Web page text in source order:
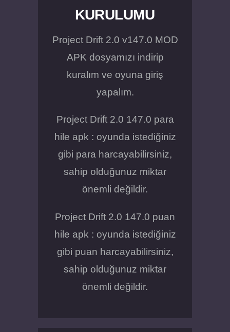
KURULUMU
Project Drift 2.0 v147.0 MOD
APK dosyamızı indirip
kuralım ve oyuna giriş
yapalım.
Project Drift 2.0 147.0 para
hile apk : oyunda istediğiniz
gibi para harcayabilirsiniz,
sahip olduğunuz miktar
önemli değildir.
Project Drift 2.0 147.0 puan
hile apk : oyunda istediğiniz
gibi puan harcayabilirsiniz,
sahip olduğunuz miktar
önemli değildir.